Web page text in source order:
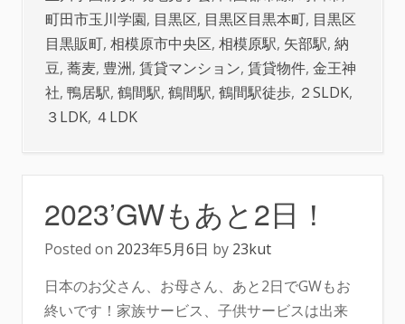
町田市玉川学園, 目黒区, 目黒区目黒本町, 目黒区
目黒販町, 相模原市中央区, 相模原駅, 矢部駅, 納
豆, 蕎麦, 豊洲, 賃貸マンション, 賃貸物件, 金王神
社, 鴨居駅, 鶴間駅, 鶴間駅, 鶴間駅徒歩, ２SLDK,
３LDK, ４LDK
2023’GWもあと2日！
Posted on 2023年5月6日 by 23kut
日本のお父さん、お母さん、あと2日でGWもお
終いです！家族サービス、子供サービスは出来